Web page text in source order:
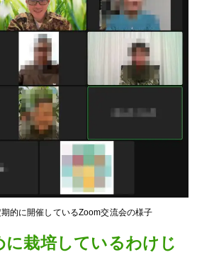
的に開催しているZoom交流会の様子
に栽培しているわけじ